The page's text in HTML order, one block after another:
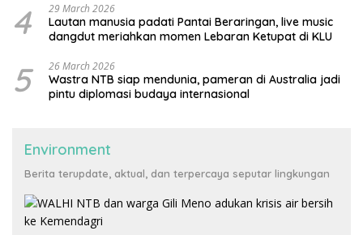
4 29 March 2026
Lautan manusia padati Pantai Beraringan, live music
dangdut meriahkan momen Lebaran Ketupat di KLU
5 26 March 2026
Wastra NTB siap mendunia, pameran di Australia jadi
pintu diplomasi budaya internasional
Environment
Berita terupdate, aktual, dan terpercaya seputar lingkungan